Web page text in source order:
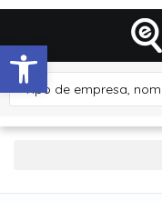
Abrir barra de